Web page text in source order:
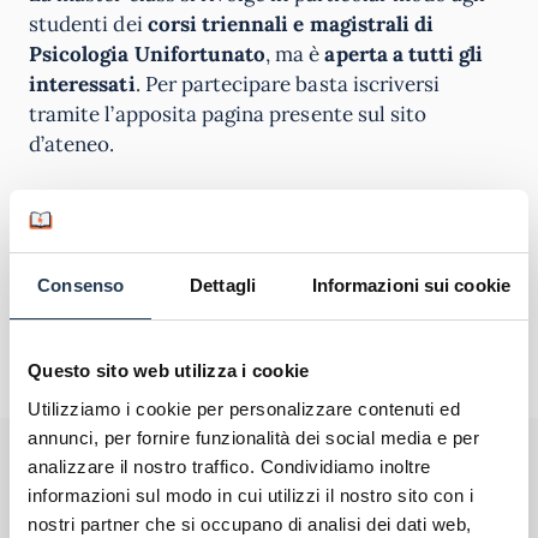
Consenso Dettagli Informazioni sui cookie
Questo sito web utilizza i cookie
Utilizziamo i cookie per personalizzare contenuti ed
annunci, per fornire funzionalità dei social media e per
analizzare il nostro traffico. Condividiamo inoltre
informazioni sul modo in cui utilizzi il nostro sito con i
nostri partner che si occupano di analisi dei dati web,
studenti deicorsi triennali e magistrali di
Psicologia Unifortunato, ma èaperta a tutti gli
interessati. Per partecipare basta iscriversi
tramite l’apposita pagina presente sul sito
d’ateneo.
La tua email sarà utilizzata per comunicarti se qualcuno risponde al tuo
commento e non sarà pubblicata. Dichiari di avere preso visione e di
Perché rivolgersi ad AteneiOnline.it: